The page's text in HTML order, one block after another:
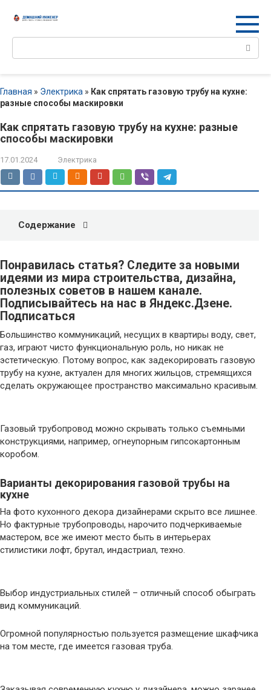
Поиск:
Главная » Электрика » Как спрятать газовую трубу на кухне:
разные способы маскировки
Как спрятать газовую трубу на кухне: разные
способы маскировки
17.01.2024 Электрика
Содержание
Понравилась статья? Следите за новыми
идеями из мира строительства, дизайна,
полезных советов в нашем канале.
Подписывайтесь на нас в Яндекс.Дзене.
Подписаться
Большинство коммуникаций, несущих в квартиры воду, свет,
газ, играют чисто функциональную роль, но никак не
эстетическую. Потому вопрос, как задекорировать газовую
трубу на кухне, актуален для многих жильцов, стремящихся
сделать окружающее пространство максимально красивым.
Газовый трубопровод можно скрывать только съемными
конструкциями, например, огнеупорным гипсокартонным
коробом.
Варианты декорирования газовой трубы на
кухне
На фото кухонного декора дизайнерами скрыто все лишнее.
Но фактурные трубопроводы, нарочито подчеркиваемые
мастером, все же имеют место быть в интерьерах
стилистики лофт, брутал, индастриал, техно.
Выбор индустриальных стилей – отличный способ обыграть
вид коммуникаций.
Огромной популярностью пользуется размещение шкафчика
на том месте, где имеется газовая труба.